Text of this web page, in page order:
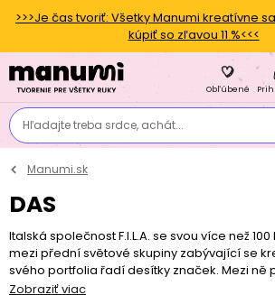
>>>Je čas tvoriť: Všetky Manumi kreatívne
kúpiť so zľavou 11 %<<<
Hľadajte treba srdce, achát...
Obľúbené
Manumi.sk
DAS
Italská společnost F.I.L.A. se svou více než
mezi přední světové skupiny zabývající se
svého portfolia řadí desítky značek. Mezi ně
DAS samotvrdnoucí hmoty patří ve své
Zobraziť viac